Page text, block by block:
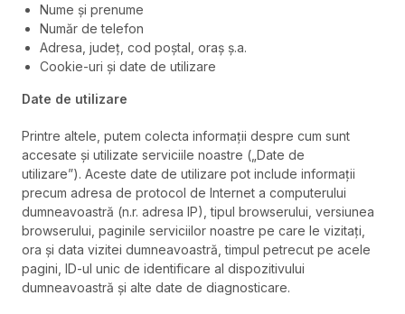
Nume și prenume
Număr de telefon
Adresa, județ, cod poștal, oraș ș.a.
Cookie-uri și date de utilizare
Date de utilizare
Printre altele, putem colecta informații despre cum sunt
accesate și utilizate serviciile noastre („Date de
utilizare”). Aceste date de utilizare pot include informații
precum adresa de protocol de Internet a computerului
dumneavoastră (n.r. adresa IP), tipul browserului, versiunea
browserului, paginile serviciilor noastre pe care le vizitați,
ora și data vizitei dumneavoastră, timpul petrecut pe acele
pagini, ID-ul unic de identificare al dispozitivului
dumneavoastră și alte date de diagnosticare.